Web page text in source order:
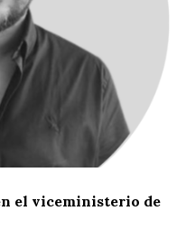
el viceministerio de